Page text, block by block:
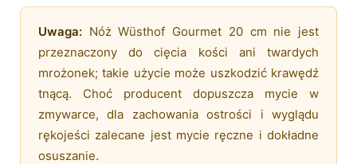
Uwaga: Nóż Wüsthof Gourmet 20 cm nie jest
przeznaczony do cięcia kości ani twardych
mrożonek; takie użycie może uszkodzić krawędź
tnącą. Choć producent dopuszcza mycie w
zmywarce, dla zachowania ostrości i wyglądu
rękojeści zalecane jest mycie ręczne i dokładne
osuszanie.